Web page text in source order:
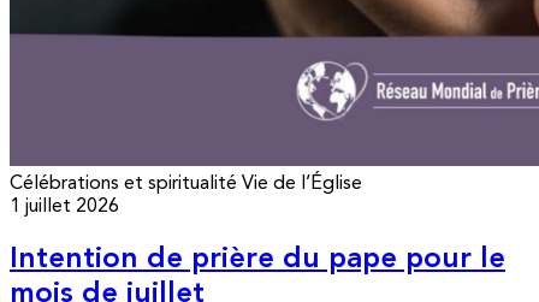
Célébrations et spiritualité Vie de l’Église
1 juillet 2026
Intention de prière du pape pour le
mois de juillet